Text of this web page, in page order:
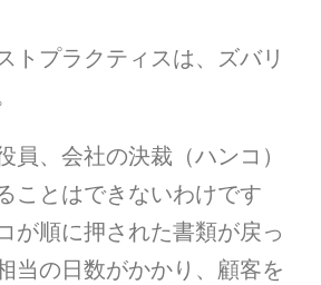
トプラクティスは、ズバリ
員、会社の決裁（ハンコ）
ことはできないわけです
が順に押された書類が戻っ
当の日数がかかり、顧客を